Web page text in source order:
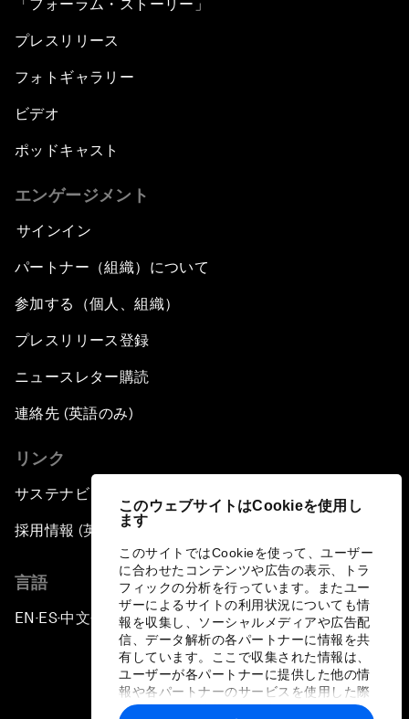
このウェブサイトはCookieを使用し
ます
このサイトではCookieを使って、ユーザー
に合わせたコンテンツや広告の表示、トラ
フィックの分析を行っています。またユー
ザーによるサイトの利用状況についても情
報を収集し、ソーシャルメディアや広告配
信、データ解析の各パートナーに情報を共
有しています。ここで収集された情報は、
ユーザーが各パートナーに提供した他の情
報や各パートナーのサービスを使用した際
に収集された情報と組み合わされ、各パー
「フォーラム・ストーリー」
プレスリリース
フォトギャラリー
ビデオ
ポッドキャスト
エンゲージメント
サインイン
パートナー（組織）について
参加する（個人、組織）
プレスリリース登録
ニュースレター購読
連絡先 (英語のみ)
リンク
サステナビリティへの取り組み
採用情報 (英語のみ)
言語
EN ▪ES▪中文▪ 日本語